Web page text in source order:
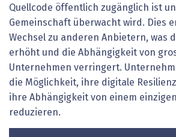
Quellcode öffentlich zugänglich ist
Gemeinschaft überwacht wird. Dies
Wechsel zu anderen Anbietern, was
erhöht und die Abhängigkeit von
Unternehmen verringert.
die Möglichkeit, ihre digitale
ihre Abhängigkeit von einem
reduzieren.